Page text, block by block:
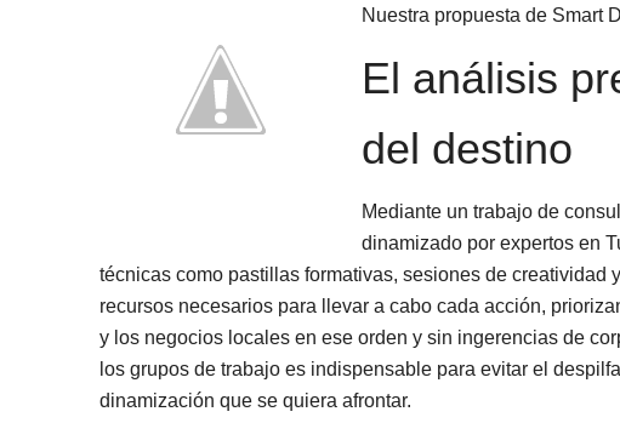
Nuestra propuesta de Smart
El análisis
del destino
Mediante un trabajo de
dinamizado por expertos en
técnicas como pastillas formativas, sesiones de
recursos necesarios para llevar a cabo cada acción,
y los negocios locales en ese orden y sin ingerencias de
los grupos de trabajo es indispensable para evitar el
dinamización que se quiera afrontar.